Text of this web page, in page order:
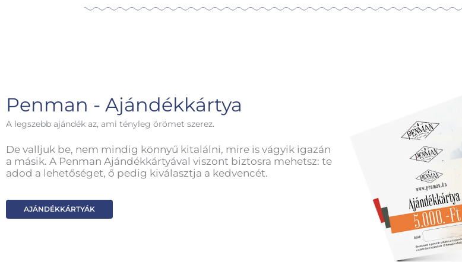
Penman - Ajándékkártya
A legszebb ajándék az, ami tényleg örömet szerez.
De valljuk be, nem mindig könnyű kitalálni, mire is vágyik igazán
a másik. A Penman Ajándékkártyával viszont biztosra mehetsz: te
adod a lehetőséget, ő pedig kiválasztja a kedvencét.
AJÁNDÉKKÁRTYÁK